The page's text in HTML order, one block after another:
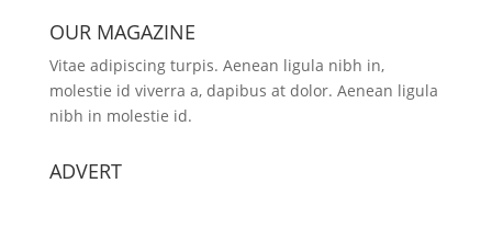
OUR MAGAZINE
Vitae adipiscing turpis. Aenean ligula nibh in,
molestie id viverra a, dapibus at dolor. Aenean ligula
nibh in molestie id.
ADVERT